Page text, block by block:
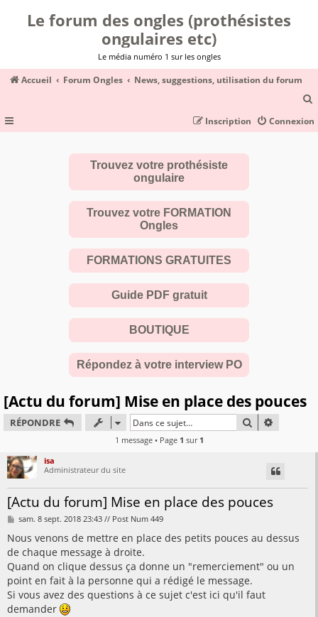
Le forum des ongles (prothésistes
ongulaires etc)
Le média numéro 1 sur les ongles
Accueil Forum Ongles
News, suggestions, utilisation du forum
c
Connexion
Inscription
Trouvez votre prothésiste
ongulaire
Trouvez votre FORMATION
Ongles
FORMATIONS GRATUITES
Guide PDF gratuit
BOUTIQUE
Répondez à votre interview PO
[Actu du forum] Mise en place des pouces
RÉPONDRE RECHERCHER
1 message • Page 1 sur 1
isa
Administrateur du site
[Actu du forum] Mise en place des pouces
M
s
a
g
e
sam. 8 sept. 2018 23:43 // Post Num 449
Nous venons de mettre en place des petits pouces au dessus
de chaque message à droite.
Quand on clique dessus ça donne un "remerciement" ou un
point en fait à la personne qui a rédigé le message.
Si vous avez des questions à ce sujet c'est ici qu'il faut
demander